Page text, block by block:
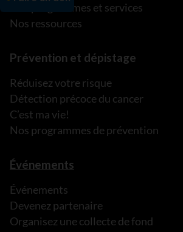
Nos programmes et services
Nos ressources
Prévention et dépistage
Réduisez votre risque
Détection précoce du cancer
C’est ma vie!
Nos programmes de prévention
Événements
Événements
Devenez partenaire
Organisez une collecte de fond